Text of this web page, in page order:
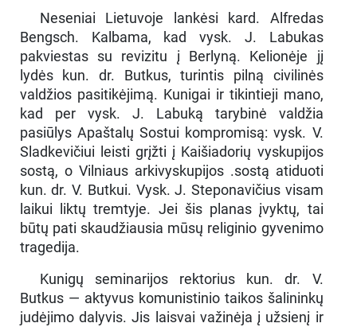
Neseniai Lietuvoje lankėsi kard. Alfredas
Bengsch. Kalbama, kad vysk. J. Labukas
pakviestas su revizitu į Berlyną. Kelionėje jį
lydės kun. dr. Butkus, turintis pilną civilinės
valdžios pasitikėjimą. Kunigai ir tikintieji mano,
kad per vysk. J. Labuką tarybinė valdžia
pasiūlys Apaštalų Sostui kompromisą: vysk. V.
Sladkevičiui leisti grįžti į Kaišiadorių vyskupijos
sostą, o Vilniaus arkivyskupijos .sostą atiduoti
kun. dr. V. Butkui. Vysk. J. Steponavičius visam
laikui liktų tremtyje. Jei šis planas įvyktų, tai
būtų pati skaudžiausia mūsų religinio gyvenimo
tragedija.
Kunigų seminarijos rektorius kun. dr. V.
Butkus — aktyvus komunistinio taikos šalininkų
judėjimo dalyvis. Jis laisvai važinėja į užsienį ir